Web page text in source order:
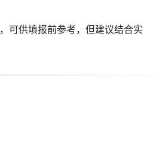
，可供填报前参考，但建议结合实